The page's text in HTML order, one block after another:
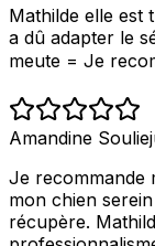
Mathilde elle est
a dû adapter le
meute = Je
Amandine Soulie
Je recommande
mon chien
récupère.